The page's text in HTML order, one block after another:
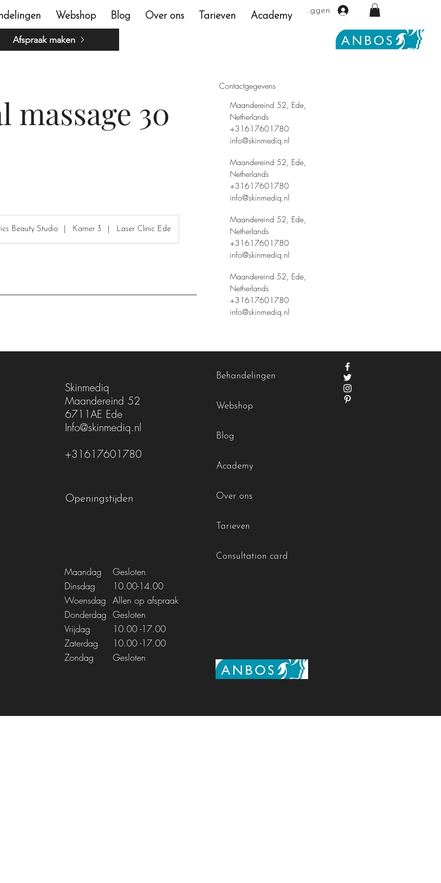
Webshop Blog Over ons Tarieven Academy
Afspraak maken
Inloggen
massage 30
Beauty Studio Kamer 3 Laser Clinic Ede
Contactgegevens
Maandereind 52, Ede,
Netherlands
+31617601780
info@skinmediq.nl
Maandereind 52, Ede,
Netherlands
+31617601780
info@skinmediq.nl
Maandereind 52, Ede,
Netherlands
+31617601780
info@skinmediq.nl
Maandereind 52, Ede,
Netherlands
+31617601780
info@skinmediq.nl
Skinmediq
Maandereind 52
6711AE Ede
Info@skinmediq.nl
+31617601780
Behandelingen
Webshop
Blog
Academy
Over ons
Tarieven
Consultation card
Openingstijden
Maandag
Dinsdag
Woensdag
Donderdag
Vrijdag
Zaterdag
Zondag
Gesloten
10.00-14.00
Allen op afspraak
Gesloten
10.00-17.00
10.00-17.00
Gesloten